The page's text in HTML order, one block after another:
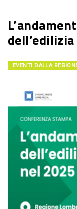
EVENTI DALLA